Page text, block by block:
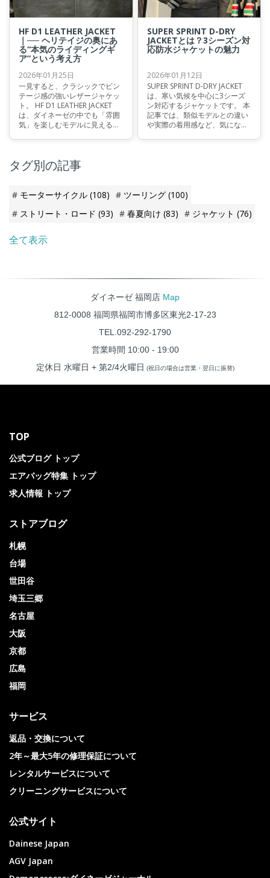
HF D1 LEATHER JACKET
｜── ヘリテイジの奥にあ
る“本気のライディングギ
ア”という考え方
2026年01月25日
一見すると、クラシックでビン
テージ感の強いレザージャケッ
ト。 HF D1 LEATHER JACKET
は、ダイネーゼの中でも「雰囲
気」を楽しむモデルに見えるか
グを前提として考え方を落とし
込んだモデルです。 なぜ、クラ
「動きやすさ」を語る余地があ
るのか。 その理由を、構造と設
計の視点から見ていきます。
SUPER SPRINT D-DRY
JACKETとは？3シーズン対
応防水ジャケットの魅力
2026年01月12日
SUPER SPRINT D-DRY JACKET
は、寒い気候を中心に3シーズ
ン対応するジャケットです。 本
記事では、類似モデルとの違い
や実際の着用感など、気になる
タグ別の記事
モーターサイクル (108) ツーリング (100)
ストリート・ロード (93) 春夏向け (83) ジャケット (76)
全て表示
ダイネーゼ 福岡店 Map
812-0008 福岡県福岡市博多区東光2-17-23
TEL.092-292-1790
営業時間 10:00 - 19:00
定休日 水曜日 + 第2/4火曜日 (祝日の場合は営業・翌日に振替)
TOP
公式ブログ トップ
エアバッグ特集 トップ
求人情報 トップ
ストアブログ
札幌
台場
世田谷
埼玉三郷
名古屋
大阪
京都
広島
福岡
サービス
返品・交換について
2年～最大5年の修理保証について
レンタルサービスについて
クリーニングサービスについて
公式サイト
Dainese Japan
AGV Japan